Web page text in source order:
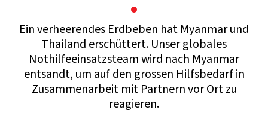
Ein verheerendes Erdbeben hat Myanmar und
Thailand erschüttert. Unser globales
Nothilfeeinsatzsteam wird nach Myanmar
entsandt, um auf den grossen Hilfsbedarf in
Zusammenarbeit mit Partnern vor Ort zu
reagieren.